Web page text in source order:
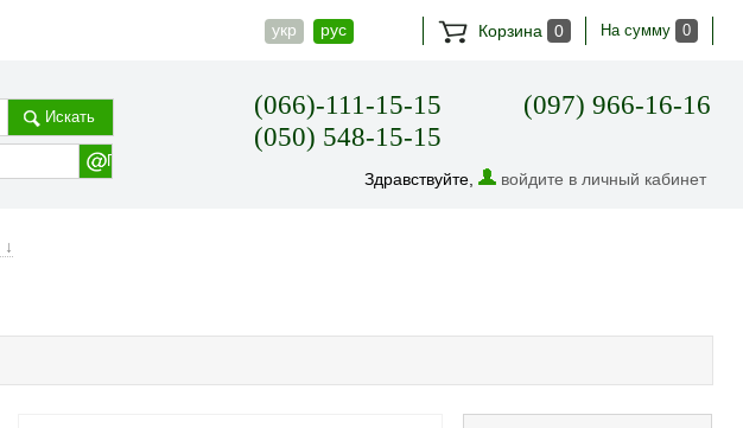
укр рус Корзина 0 На сумму 0
Искать
(066)-111-15-15
(050) 548-15-15
(097) 966-16-16
Здравствуйте, войдите в личный кабинет
↓